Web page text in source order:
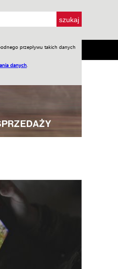
przepływu takich danych
danych
w WIW